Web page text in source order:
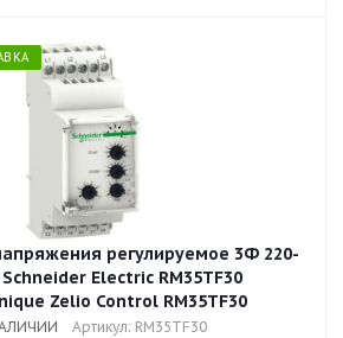
регулируемое 3Ф 220-
Schneider Electric RM35TF30
Zelio Control RM35TF30
Артикул: RM35TF30